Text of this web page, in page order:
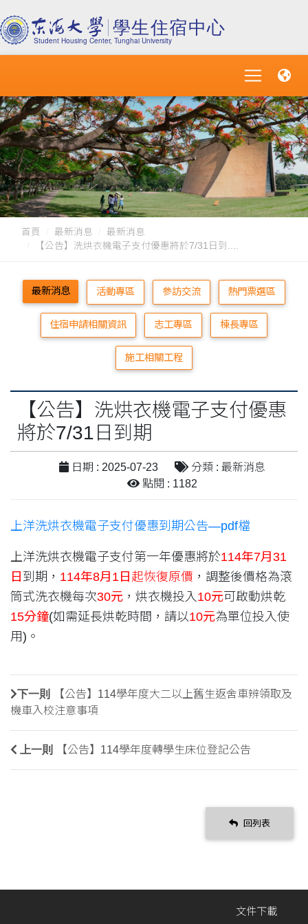
首頁 最新消息
最新消息
【公告】洗烘衣機電子支付優惠將於7/31日到....
最新消息 活動專區 參訪交流 熱門票選區
住宿申請相關資訊 志工專區 棟長專區
施工相關工程
【公告】洗烘衣機電子支付優惠
將於7/31日到期
日期 : 2025-07-23
分類 : 最新消息
點閱 : 1182
上洋洗烘衣機電子支付優惠到期公告—pdf檔
上洋洗烘衣機電子支付第一年優惠將於114年7月31
日 到期， 114年8月1日 起恢復原價 ，調整後價格為滾
筒式洗衣機每次30元 ，烘衣機投入10元可啟動烘乾
15分鐘(如需延長烘乾時間，請以10元為單位投入使
用)。
下一則
【公告】114學年度大二以上舊生返舍車辨領取及
機車入校注意事項
上一則 【公告】114學年度轉學生床位登記公告
回列表
文件下載